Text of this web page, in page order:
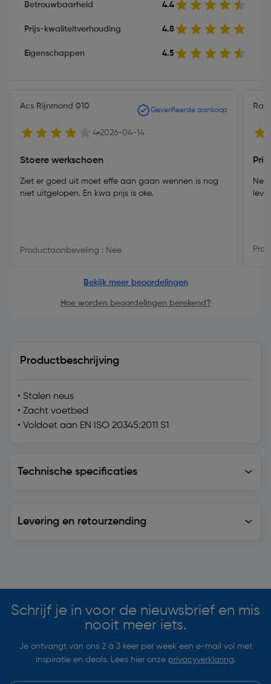
Betrouwbaarheid 4.4
Prijs-kwaliteitverhouding 4.8
Eigenschappen 4.5
Acs Rijnmond 010 Geverifieerde aankoop
4 2026-04-14
Stoere werkschoen
Ziet er goed uit moet effe aan gaan wennen is nog
niet uitgelopen. En kwa prijs is oke.
Productaanbeveling : Nee
Bekijk meer beoordelingen
Hoe worden beoordelingen berekend?
Productbeschrijving
• Stalen neus
• Zacht voetbed
• Voldoet aan EN ISO 20345:2011 S1
Technische specificaties
Levering en retourzending
Schrijf je in voor de nieuwsbrief en mis
nooit meer iets.
Je ontvangt van ons 2 à 3 keer per week een e-mail vol met
inspiratie en deals. Lees hier onze privacyverklaring.